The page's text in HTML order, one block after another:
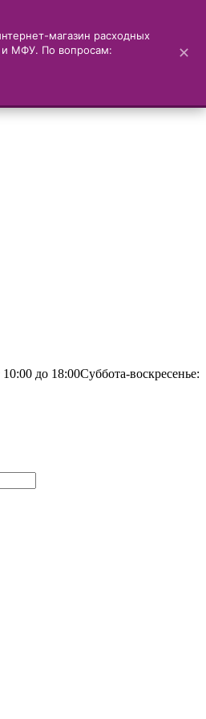
до 18:00Суббота-воскресенье:
магазин расходных
и МФУ. По вопросам:
✕